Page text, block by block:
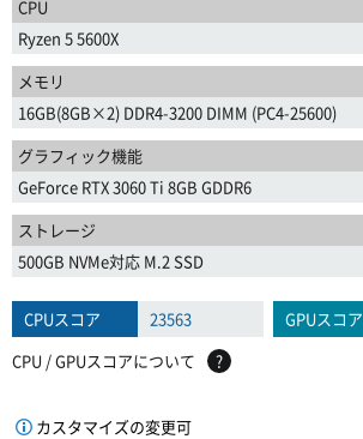
CPU
Ryzen 5 5600X
メモリ
16GB(8GB×2) DDR4-3200 DIMM (PC4-25600)
グラフィック機能
GeForce RTX 3060 Ti 8GB GDDR6
ストレージ
500GB NVMe対応 M.2 SSD
CPUスコア 23563 GPUスコア
CPU / GPUスコアについて
?
カスタマイズの変更可